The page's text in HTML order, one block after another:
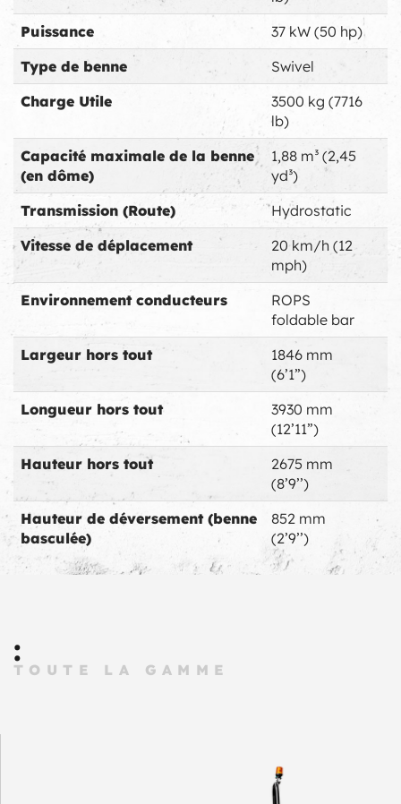
Puissance
37 kW (50 hp)
Type de benne
Swivel
Charge Utile
3500 kg (7716
lb)
Capacité maximale de la benne
(en dôme)
1,88 m³ (2,45
yd³)
Transmission (Route)
Hydrostatic
Vitesse de déplacement
20 km/h (12
mph)
Environnement conducteurs
ROPS
foldable bar
Largeur hors tout
1846 mm
(6’1”)
Longueur hors tout
3930 mm
(12’11”)
Hauteur hors tout
2675 mm
(8’9’’)
Hauteur de déversement (benne
basculée)
852 mm
(2’9’’)
:
TOUTE LA GAMME